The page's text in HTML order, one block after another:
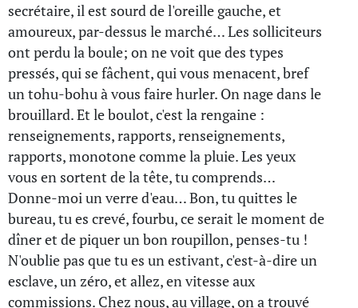
secrétaire, il est sourd de l'oreille gauche, et
amoureux, par-dessus le marché… Les solliciteurs
ont perdu la boule; on ne voit que des types
pressés, qui se fâchent, qui vous menacent, bref
un tohu-bohu à vous faire hurler. On nage dans le
brouillard. Et le boulot, c'est la rengaine :
renseignements, rapports, renseignements,
rapports, monotone comme la pluie. Les yeux
vous en sortent de la tête, tu comprends…
Donne-moi un verre d'eau… Bon, tu quittes le
bureau, tu es crevé, fourbu, ce serait le moment de
dîner et de piquer un bon roupillon, penses-tu !
N'oublie pas que tu es un estivant, c'est-à-dire un
esclave, un zéro, et allez, en vitesse aux
commissions. Chez nous, au village, on a trouvé